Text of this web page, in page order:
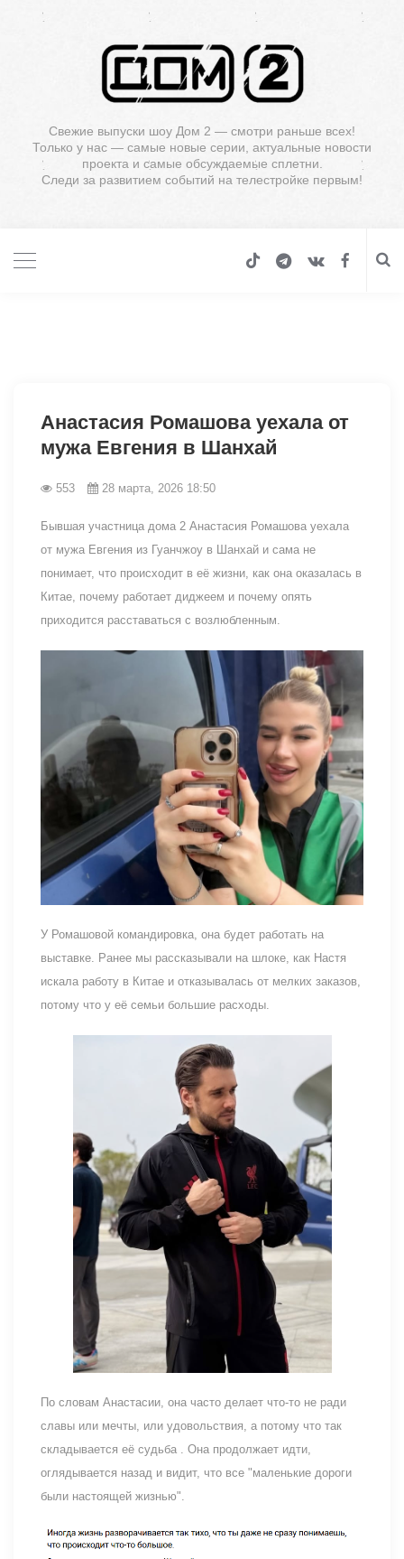
Свежие выпуски шоу Дом 2 — смотри раньше всех!
Только у нас — самые новые серии, актуальные новости
проекта и самые обсуждаемые сплетни.
Следи за развитием событий на телестройке первым!
Анастасия Ромашова уехала от
мужа Евгения в Шанхай
553 28 марта, 2026 18:50
Бывшая участница дома 2 Анастасия Ромашова уехала
от мужа Евгения из Гуанчжоу в Шанхай и сама не
понимает, что происходит в её жизни, как она оказалась в
Китае, почему работает диджеем и почему опять
приходится расставаться с возлюбленным.
У Ромашовой командировка, она будет работать на
выставке. Ранее мы рассказывали на шлоке, как Настя
искала работу в Китае и отказывалась от мелких заказов,
потому что у её семьи большие расходы.
По словам Анастасии, она часто делает что-то не ради
славы или мечты, или удовольствия, а потому что так
складывается её судьба . Она продолжает идти,
оглядывается назад и видит, что все "маленькие дороги
были настоящей жизнью".